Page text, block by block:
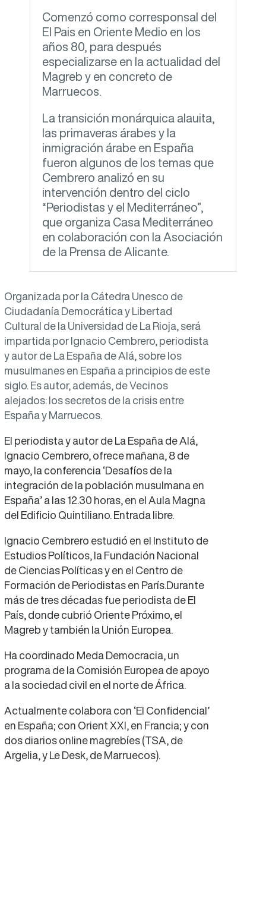
Comenzó como corresponsal del
El Pais en Oriente Medio en los
años 80, para después
especializarse en la actualidad del
Magreb y en concreto de
Marruecos.
La transición monárquica alauita,
las primaveras árabes y la
inmigración árabe en España
fueron algunos de los temas que
Cembrero analizó en su
intervención dentro del ciclo
“Periodistas y el Mediterráneo”,
que organiza Casa Mediterráneo
en colaboración con la Asociación
de la Prensa de Alicante.
Organizada por la Cátedra Unesco de
Ciudadanía Democrática y Libertad
Cultural de la Universidad de La Rioja, será
impartida por Ignacio Cembrero, periodista
y autor de La España de Alá, sobre los
musulmanes en España a principios de este
siglo. Es autor, además, de Vecinos
alejados: los secretos de la crisis entre
España y Marruecos.
El periodista y autor de La España de Alá,
Ignacio Cembrero, ofrece mañana, 8 de
mayo, la conferencia ‘Desafíos de la
integración de la población musulmana en
España’ a las 12.30 horas, en el Aula Magna
del Edificio Quintiliano. Entrada libre.
Ignacio Cembrero estudió en el Instituto de
Estudios Políticos, la Fundación Nacional
de Ciencias Políticas y en el Centro de
Formación de Periodistas en París.Durante
más de tres décadas fue periodista de El
País, donde cubrió Oriente Próximo, el
Magreb y también la Unión Europea.
Ha coordinado Meda Democracia, un
programa de la Comisión Europea de apoyo
a la sociedad civil en el norte de África.
Actualmente colabora con ‘El Confidencial’
en España; con Orient XXI, en Francia; y con
dos diarios online magrebíes (TSA, de
Argelia, y Le Desk, de Marruecos).